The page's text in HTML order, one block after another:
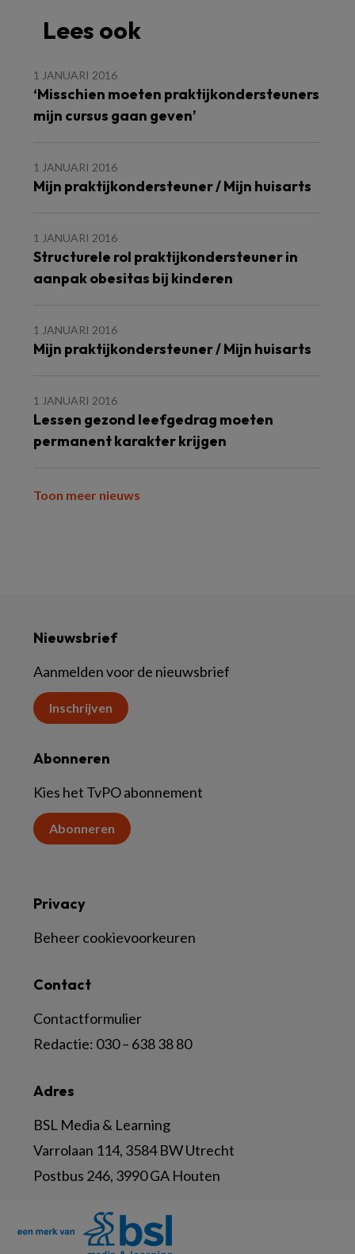
Lees ook
1 JANUARI 2016
‘Misschien moeten praktijkondersteuners
mijn cursus gaan geven’
1 JANUARI 2016
Mijn praktijkondersteuner / Mijn huisarts
1 JANUARI 2016
Structurele rol praktijkondersteuner in
aanpak obesitas bij kinderen
1 JANUARI 2016
Mijn praktijkondersteuner / Mijn huisarts
1 JANUARI 2016
Lessen gezond leefgedrag moeten
permanent karakter krijgen
Toon meer nieuws
Nieuwsbrief
Aanmelden voor de nieuwsbrief
Inschrijven
Abonneren
Kies het TvPO abonnement
Abonneren
Adres
BSL Media & Learning
Varrolaan 114, 3584 BW Utrecht
Postbus 246, 3990 GA Houten
Contact
Contactformulier
Redactie: 030 – 638 38 80
Privacy
Beheer cookievoorkeuren